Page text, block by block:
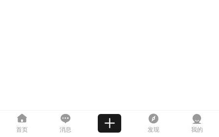
首页 消息 发现 我的